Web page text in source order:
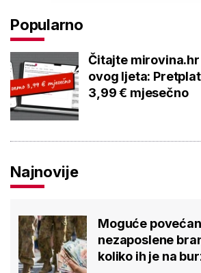
Popularno
Čitajte mirovina.hr
ovog ljeta:
3,99 € mjesečno
Najnovije
Moguće
nezaposlene
koliko ih je na